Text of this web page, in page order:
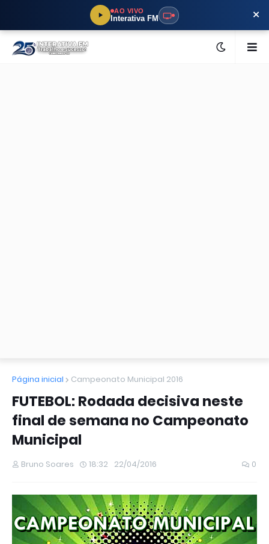
AO VIVO
Interativa FM ×
Página inicial Campeonato Municipal 2016
FUTEBOL: Rodada decisiva neste
final de semana no Campeonato
Municipal
Bruno Soares 18:32 22/04/2016 0